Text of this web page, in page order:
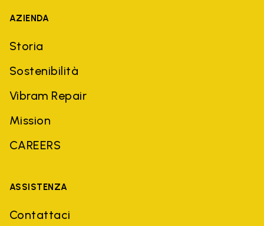
AZIENDA
Storia
Sostenibilità
Vibram Repair
Mission
CAREERS
ASSISTENZA
Contattaci